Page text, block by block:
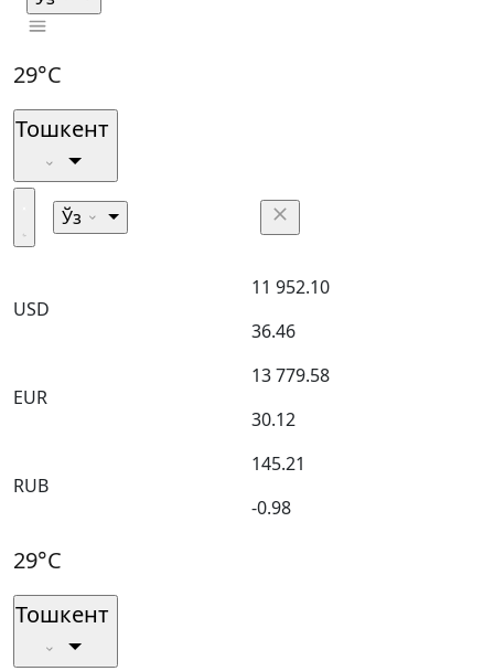
29°C
Тошкент
Ўз
USD
11 952.10
36.46
EUR
13 779.58
30.12
RUB
145.21
-0.98
29°C
Тошкент